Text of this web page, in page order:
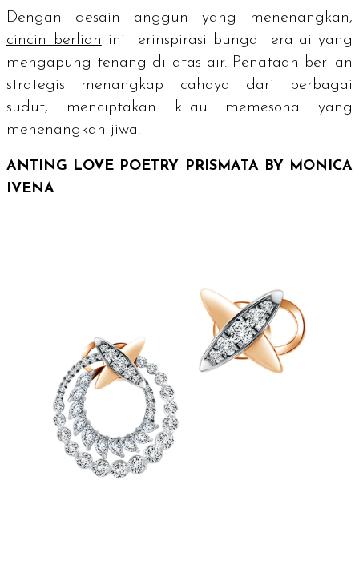
Dengan desain anggun yang menenangkan,
cincin berlian ini terinspirasi bunga teratai yang
mengapung tenang di atas air. Penataan berlian
strategis menangkap cahaya dari berbagai
sudut, menciptakan kilau memesona yang
menenangkan jiwa.
ANTING LOVE POETRY PRISMATA BY MONICA
IVENA